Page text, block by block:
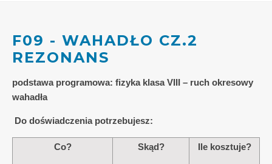
F09 - WAHADŁO CZ.2
REZONANS
podstawa programowa: fizyka klasa VIII – ruch okresowy
wahadła
Do doświadczenia potrzebujesz:
Co? Skąd? Ile kosztuje?